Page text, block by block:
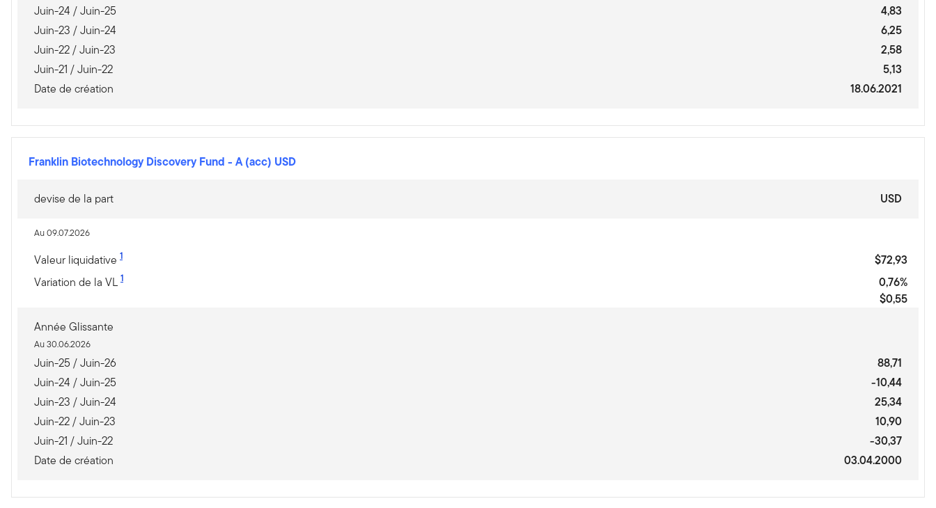
Juin-24 / Juin-25
4,83
Juin-23 / Juin-24
6,25
Juin-22 / Juin-23
2,58
Juin-21 / Juin-22
5,13
Date de création
18.06.2021
Franklin Biotechnology Discovery Fund - A (acc) USD
devise de la part USD
Au 09.07.2026
Valeur liquidative 1
$72,93
Variation de la VL 1
0,76%
$0,55
Année Glissante
Au 30.06.2026
Juin-25 / Juin-26
88,71
Juin-24 / Juin-25
-10,44
Juin-23 / Juin-24
25,34
Juin-22 / Juin-23
10,90
Juin-21 / Juin-22
-30,37
Date de création
03.04.2000